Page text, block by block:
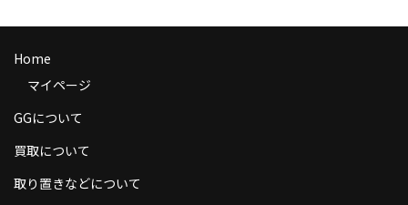
Help
送料
お支払い方法
返品
Home
マイページ
GGについて
買取について
取り置きなどについて